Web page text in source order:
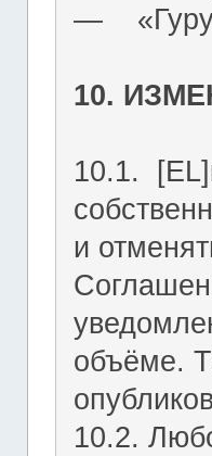
―
10.
10.1.
и
объёме.
10.2.